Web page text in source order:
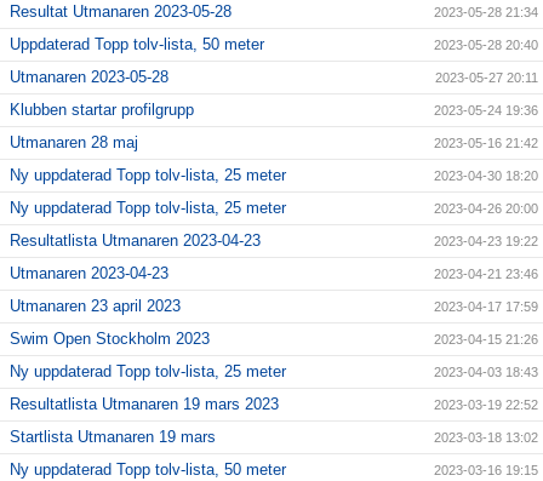
Resultat Utmanaren 2023-05-28 2023-05-28 21:34
Uppdaterad Topp tolv-lista, 50 meter 2023-05-28 20:40
Utmanaren 2023-05-28 2023-05-27 20:11
Klubben startar profilgrupp 2023-05-24 19:36
Utmanaren 28 maj 2023-05-16 21:42
Ny uppdaterad Topp tolv-lista, 25 meter 2023-04-30 18:20
Ny uppdaterad Topp tolv-lista, 25 meter 2023-04-26 20:00
Resultatlista Utmanaren 2023-04-23 2023-04-23 19:22
Utmanaren 2023-04-23 2023-04-21 23:46
Utmanaren 23 april 2023 2023-04-17 17:59
Swim Open Stockholm 2023 2023-04-15 21:26
Ny uppdaterad Topp tolv-lista, 25 meter 2023-04-03 18:43
Resultatlista Utmanaren 19 mars 2023 2023-03-19 22:52
Startlista Utmanaren 19 mars 2023-03-18 13:02
Ny uppdaterad Topp tolv-lista, 50 meter 2023-03-16 19:15